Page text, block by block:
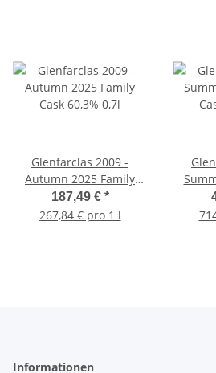
Glenfarclas 2009 -
Autumn 2025 Family
Cask 60,3% 0,7l
187,49 € *
267,84 € pro 1 l
Informationen